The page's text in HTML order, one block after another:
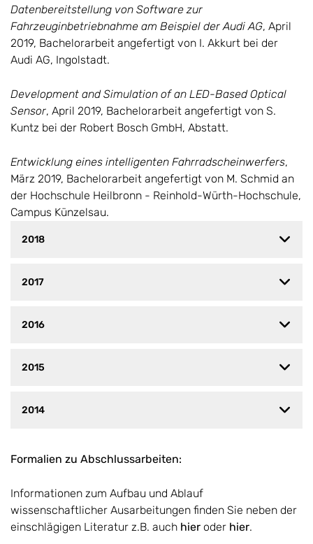
Datenbereitstellung von Software zur
Fahrzeuginbetriebnahme am Beispiel der Audi AG, April
2019, Bachelorarbeit angefertigt von I. Akkurt bei der
Audi AG, Ingolstadt.
Development and Simulation of an LED-Based Optical
Sensor, April 2019, Bachelorarbeit angefertigt von S.
Kuntz bei der Robert Bosch GmbH, Abstatt.
Entwicklung eines intelligenten Fahrradscheinwerfers,
März 2019, Bachelorarbeit angefertigt von M. Schmid an
der Hochschule Heilbronn - Reinhold-Würth-Hochschule,
Campus Künzelsau.
2018
2017
2016
2015
2014
Formalien zu Abschlussarbeiten:
Informationen zum Aufbau und Ablauf
wissenschaftlicher Ausarbeitungen finden Sie neben der
einschlägigen Literatur z.B. auch hier oder hier.